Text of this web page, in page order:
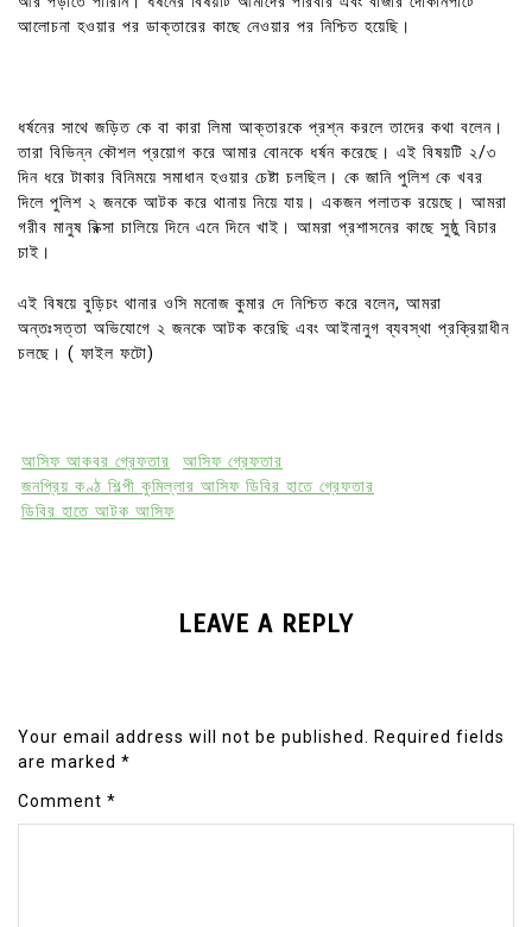
আলোচনা হওয়ার পর ডাক্তারের কাছে নেওয়ার পর নিশ্চিত হয়েছি।
ধর্ষনের সাথে জড়িত কে বা কারা লিমা আক্তারকে প্রশ্ন করলে তাদের কথা বলেন।
তারা বিভিন্ন কৌশল প্রয়োগ করে আমার বোনকে ধর্ষন করেছে। এই বিষয়টি ২/৩
দিন ধরে টাকার বিনিময়ে সমাধান হওয়ার চেষ্টা চলছিল। কে জানি পুলিশ কে খবর
দিলে পুলিশ ২ জনকে আটক করে থানায় নিয়ে যায়। একজন পলাতক রয়েছে। আমরা
গরীব মানুষ রিক্সা চালিয়ে দিনে এনে দিনে খাই। আমরা প্রশাসনের কাছে সুষ্ঠু বিচার
চাই।
এই বিষয়ে বুড়িচং থানার ওসি মনোজ কুমার দে নিশ্চিত করে বলেন, আমরা
অন্তঃসত্তা অভিযোগে ২ জনকে আটক করেছি এবং আইনানুগ ব্যবস্থা প্রক্রিয়াধীন
চলছে। ( ফাইল ফটো)
আসিফ আকবর গ্রেফতার
আসিফ গ্রেফতার
জনপ্রিয় কণ্ঠ শিল্পী কুমিল্লার আসিফ ডিবির হাতে গ্রেফতার
ডিবির হাতে আটক আসিফ
LEAVE A REPLY
Your email address will not be published.
Required fields
are marked *
Comment *